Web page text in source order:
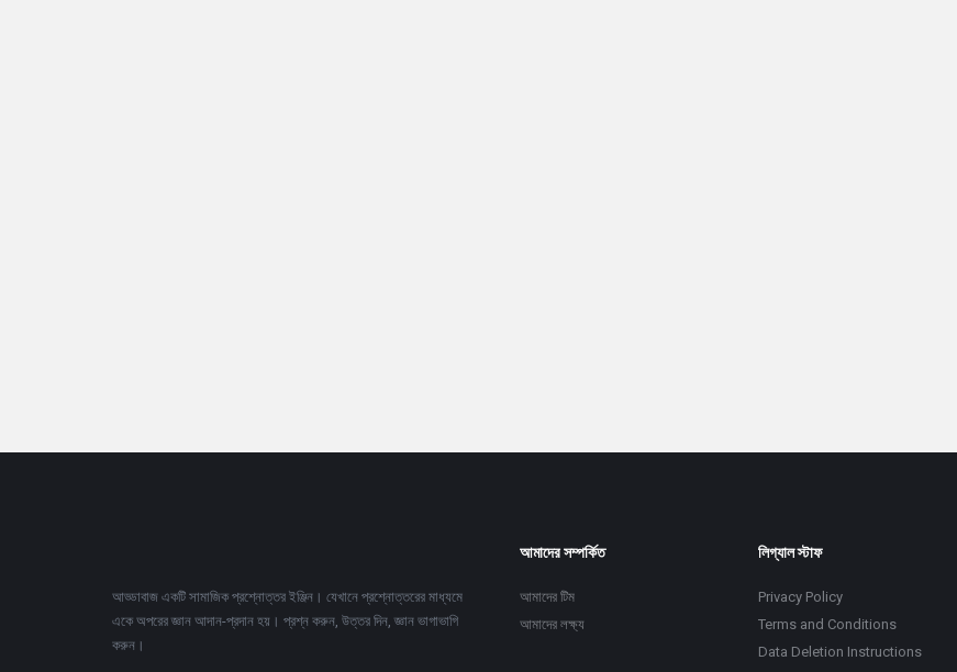
আড্ডাবাজ একটি সামাজিক প্রশ্নোত্তর ইঞ্জিন। যেখানে প্রশ্নোত্তরের মাধ্যমে
একে অপরের জ্ঞান আদান-প্রদান হয়। প্রশ্ন করুন, উত্তর দিন, জ্ঞান ভাগাভাগি
করুন।
আমাদের সম্পর্কিত
আমাদের টিম
আমাদের লক্ষ্য
লিগ্যাল স্টাফ
Privacy Policy
Terms and Conditions
Data Deletion Instructions